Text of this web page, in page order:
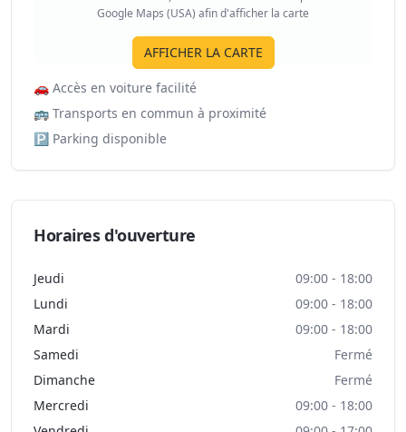
Google Maps (USA) afin d'afficher la carte
AFFICHER LA CARTE
🚗 Accès en voiture facilité
🚌 Transports en commun à proximité
🅿️ Parking disponible
Horaires d'ouverture
Jeudi
09:00 - 18:00
Lundi
09:00 - 18:00
Mardi
09:00 - 18:00
Samedi
Fermé
Dimanche
Fermé
Mercredi
09:00 - 18:00